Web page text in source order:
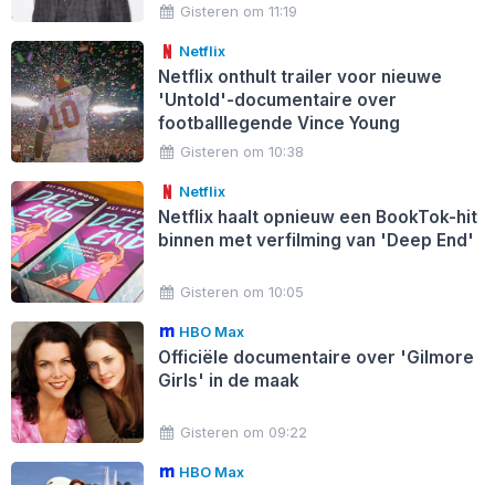
Gisteren om 11:19
Netflix
Netflix onthult trailer voor nieuwe
'Untold'-documentaire over
footballlegende Vince Young
Gisteren om 10:38
Netflix
Netflix haalt opnieuw een BookTok-hit
binnen met verfilming van 'Deep End'
Gisteren om 10:05
HBO Max
Officiële documentaire over 'Gilmore
Girls' in de maak
Gisteren om 09:22
HBO Max